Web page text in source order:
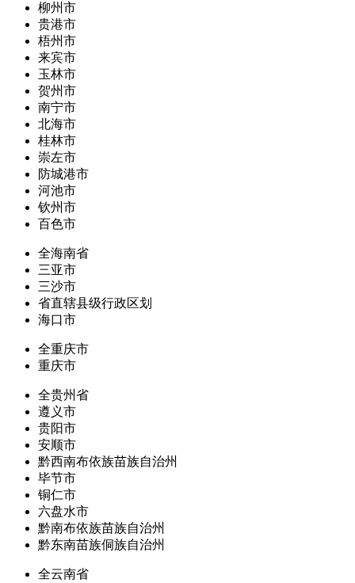
柳州市
贵港市
梧州市
来宾市
玉林市
贺州市
南宁市
北海市
桂林市
崇左市
防城港市
河池市
钦州市
百色市
全海南省
三亚市
三沙市
省直辖县级行政区划
海口市
全重庆市
重庆市
全贵州省
遵义市
贵阳市
安顺市
黔西南布依族苗族自治州
毕节市
铜仁市
六盘水市
黔南布依族苗族自治州
黔东南苗族侗族自治州
全云南省